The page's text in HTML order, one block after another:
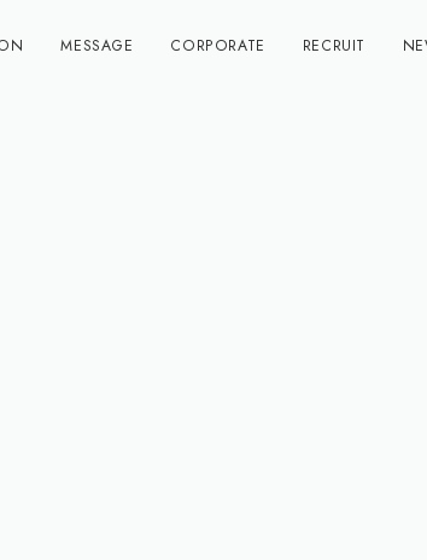
MESSAGE CORPORATE RECRUIT